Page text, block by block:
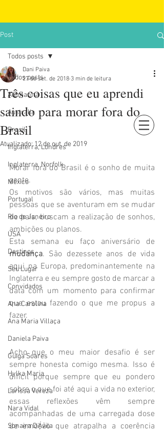
Post
Todos posts
Alemanha
Austrália
Brasil
Inglaterra, Londres
Inglaterra, Norfolk
México
Portugal
Rio de Janeiro
USA
Destinos
Seu Lugar
Convidados
Ana Carolina
Ana Maria Villaça
Daniela Paiva
Guiga Soares
Hylka Maria
Larissa Vereza
Nara Vidal
Sonaira D'Ávila
Todos posts
Três coisas que eu aprendi
saindo para morar fora do
Brasil
Dani Paiva
27 de set. de 2018 3 min de leitura
Atualizado:12 de out. de 2019
Morar fora do Brasil é o sonho de muita
gente.
Os motivos são vários, mas muitas
pessoas que se aventuram em se mudar
de país, buscam a realização de sonhos,
ambições ou planos.
Esta semana eu faço aniversário de
mudança. São dezessete anos de vida
aqui na Europa, predominantemente na
Inglaterra e eu sempre gosto de marcar a
data com um momento para confirmar
que estou fazendo o que me propus a
fazer.
Acho que o meu maior desafio é ser
sempre honesta comigo mesma. Isso é
difícil porque sempre que eu pondero
sobre o que foi até aqui a vida no exterior,
essas reflexões vêm sempre
acompanhadas de uma carregada dose
de emoção que atrapalha a coerência